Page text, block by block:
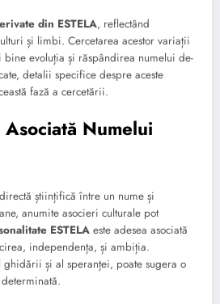
din ESTELA, reflectând
și limbi. Cercetarea acestor variații
bine evoluția și răspândirea numelui de-
detalii specifice despre aceste
fază a cercetării.
Numelui
științifică între un nume și
anumite asocieri culturale pot
ESTELA este adesea asociată
independența, și ambiția.
ghidării și al speranței, poate sugera o